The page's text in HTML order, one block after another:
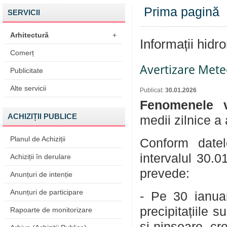
SERVICII
Arhitectură +
Comerț
Publicitate
Alte servicii
ACHIZIȚII PUBLICE
Planul de Achiziții
Achiziții în derulare
Anunțuri de intenție
Anunțuri de participare
Rapoarte de monitorizare
Prima pagină
Informații
Avertizare
Publicat: 30.01.2026
Fenomenele
medii zilnice a
Conform
intervalul
prevede:
- Pe 30
precipitațiile